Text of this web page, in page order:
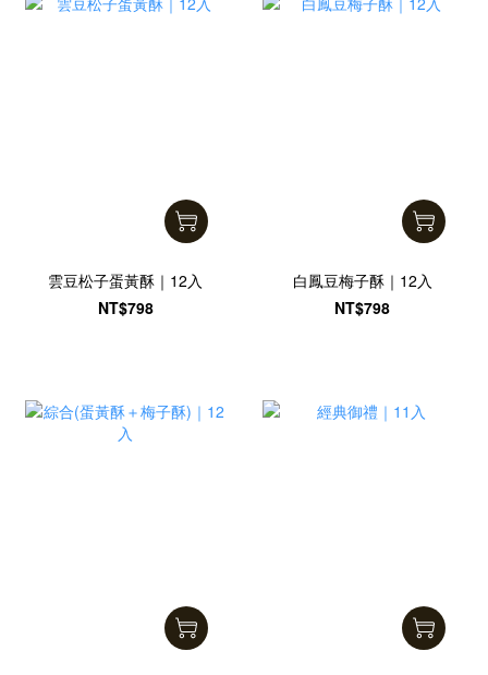
雲豆松子蛋黃酥｜12入
NT$798
白鳳豆梅子酥｜12入
NT$798